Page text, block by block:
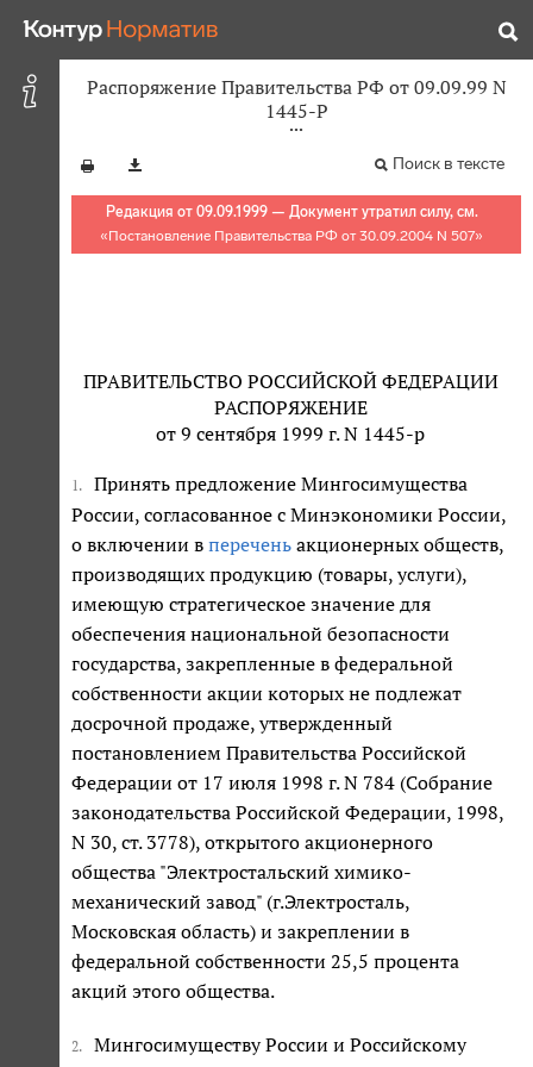
Распоряжение Правительства РФ от 09.09.99 N
1445-Р
Поиск в тексте
Редакция от 09.09.1999 — Документ утратил силу, см.
«Постановление Правительства РФ от 30.09.2004 N 507»
ПРАВИТЕЛЬСТВО РОССИЙСКОЙ ФЕДЕРАЦИИ
РАСПОРЯЖЕНИЕ
от 9 сентября 1999 г. N 1445-р
1.
Принять предложение Мингосимущества
России, согласованное с Минэкономики России,
о включении в перечень акционерных обществ,
производящих продукцию (товары, услуги),
имеющую стратегическое значение для
обеспечения национальной безопасности
государства, закрепленные в федеральной
собственности акции которых не подлежат
досрочной продаже, утвержденный
постановлением Правительства Российской
Федерации от 17 июля 1998 г. N 784 (Собрание
законодательства Российской Федерации, 1998,
N 30, ст. 3778), открытого акционерного
общества "Электростальский химико-
механический завод" (г.Электросталь,
Московская область) и закреплении в
федеральной собственности 25,5 процента
акций этого общества.
2.
Мингосимуществу России и Российскому